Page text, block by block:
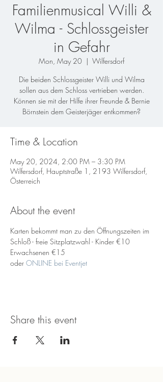
Familienmusical Willi &
Wilma - Schlossgeister
in Gefahr
Mon, May 20
  |
Wilfersdorf
Die beiden Schlossgeister Willi und Wilma
sollen aus dem Schloss vertrieben werden.
Können sie mit der Hilfe ihrer Freunde & Bernie
Börnstein dem Geisterjäger entkommen?
Time & Location
May 20, 2024, 2:00 PM – 3:30 PM
Wilfersdorf, Hauptstraße 1, 2193 Wilfersdorf,
Österreich
About the event
Karten bekommt man zu den Öffnungszeiten im
Schloß - freie Sitzplatzwahl - Kinder €10
Erwachsenen €15
oder ONLINE bei Eventjet
Share this event